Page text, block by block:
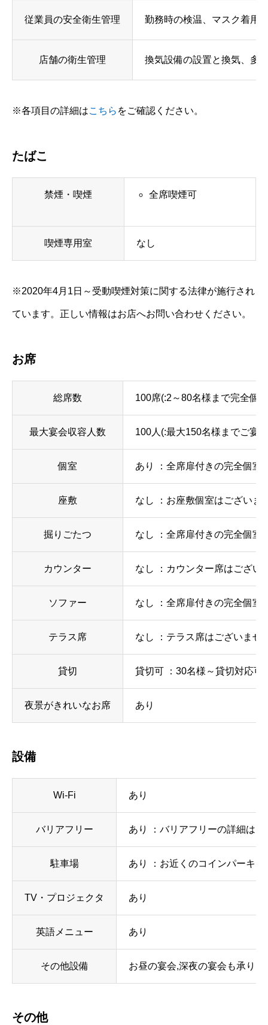
従業員の安全衛生管理 勤務時の検温、マスク着用
店舗の衛生管理 換気設備の設置と換気、多
※各項目の詳細はこちら をご確認ください。
たばこ
禁煙・喫煙 全席喫煙可
喫煙専用室 なし
※2020年4月1日～受動喫煙対策に関する法律が施行され
ています。正しい情報はお店へお問い合わせください。
お席
総席数 100席(:2～80名様まで完全個
最大宴会収容人数 100人(:最大150名様までご宴
個室 あり ：全席扉付きの完全個室
座敷 なし ：お座敷個室はございま
掘りごたつ なし ：全席扉付きの完全個室
カウンター なし ：カウンター席はござい
ソファー なし ：全席扉付きの完全個室
テラス席 なし ：テラス席はございませ
貸切 貸切可 ：30名様～貸切対応可
夜景がきれいなお席 あり
設備
Wi-Fi あり
バリアフリー あり ：バリアフリーの詳細は
駐車場 あり ：お近くのコインパーキ
TV・プロジェクタ あり
英語メニュー あり
その他設備 お昼の宴会,深夜の宴会も承り
その他